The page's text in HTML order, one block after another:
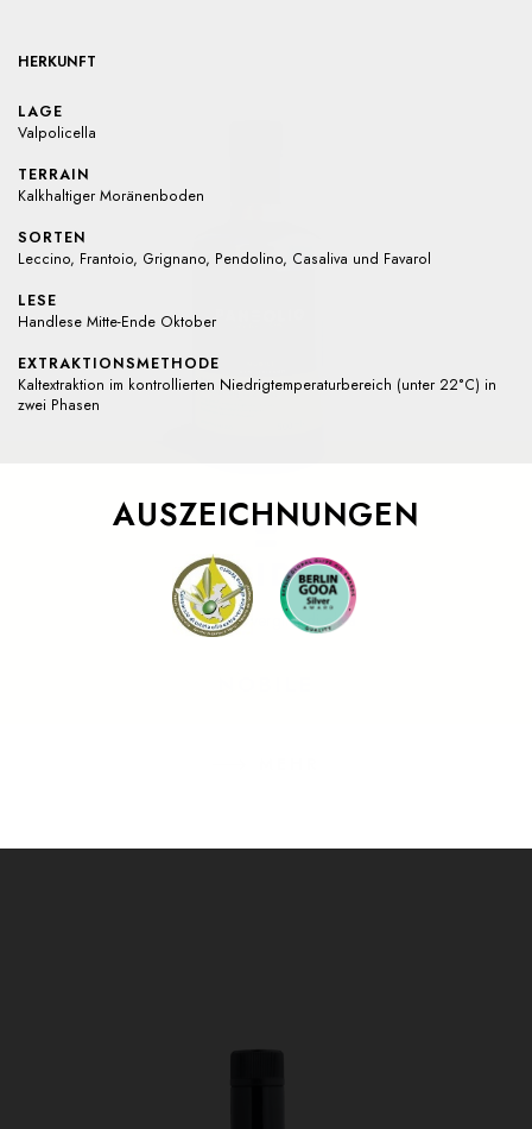
HERKUNFT
LAGE
Valpolicella
TERRAIN
Kalkhaltiger Moränenboden
SORTEN
Leccino, Frantoio, Grignano, Pendolino, Casaliva und Favarol
LESE
Handlese Mitte-Ende Oktober
EXTRAKTIONSMETHODE
Kaltextraktion im kontrollierten Niedrigtemperaturbereich (unter 22°C) in
zwei Phasen
AUSZEICHNUNGEN
PERIDOT
Olio extra vergine di oliva